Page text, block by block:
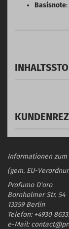
Basisnote
Informationen
(gem. EU-
Profumo D'oro
Bornholmer Str. 54
13359 Berlin
Telefon: +4930
e-Mail: